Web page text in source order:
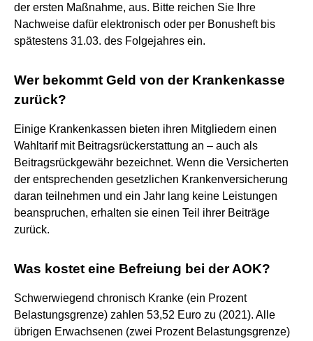
der ersten Maßnahme, aus. Bitte reichen Sie Ihre
Nachweise dafür elektronisch oder per Bonusheft bis
spätestens 31.03. des Folgejahres ein.
Wer bekommt Geld von der Krankenkasse
zurück?
Einige Krankenkassen bieten ihren Mitgliedern einen
Wahltarif mit Beitragsrückerstattung an – auch als
Beitragsrückgewähr bezeichnet. Wenn die Versicherten
der entsprechenden gesetzlichen Krankenversicherung
daran teilnehmen und ein Jahr lang keine Leistungen
beanspruchen, erhalten sie einen Teil ihrer Beiträge
zurück.
Was kostet eine Befreiung bei der AOK?
Schwerwiegend chronisch Kranke (ein Prozent
Belastungsgrenze) zahlen 53,52 Euro zu (2021). Alle
übrigen Erwachsenen (zwei Prozent Belastungsgrenze)